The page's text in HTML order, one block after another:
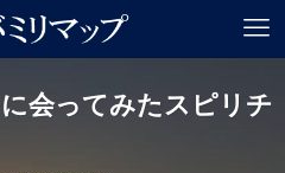
会ってみたスピリチ